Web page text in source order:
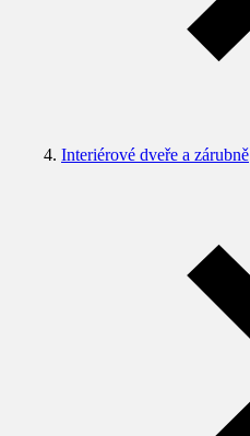
Interiérové dveře a zárubně